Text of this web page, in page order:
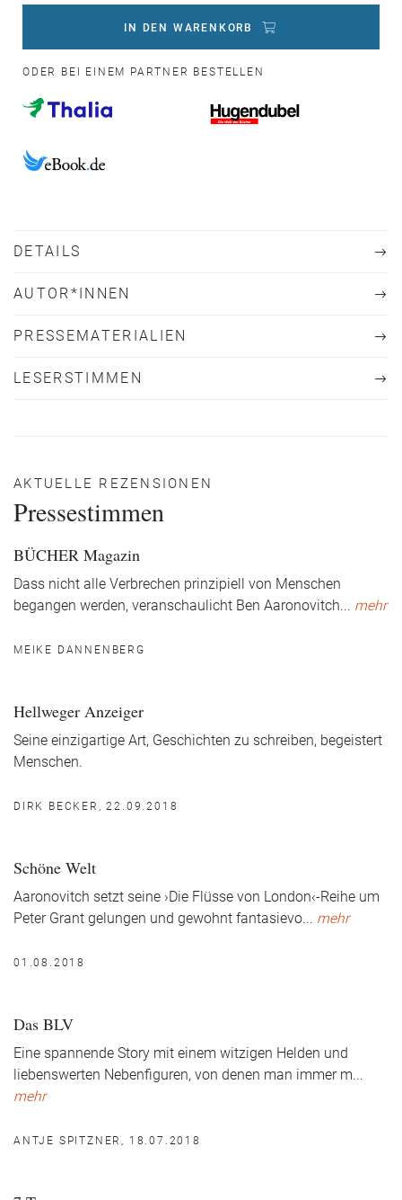
IN DEN WARENKORB
ODER BEI EINEM PARTNER BESTELLEN
DETAILS
AUTOR*INNEN
PRESSEMATERIALIEN
LESERSTIMMEN
AKTUELLE REZENSIONEN
Pressestimmen
BÜCHER Magazin
Dass nicht alle Verbrechen prinzipiell von Menschen
begangen werden, veranschaulicht Ben Aaronovitch... mehr
MEIKE DANNENBERG
Hellweger Anzeiger
Seine einzigartige Art, Geschichten zu schreiben, begeistert
Menschen.
DIRK BECKER, 22.09.2018
Schöne Welt
Aaronovitch setzt seine ›Die Flüsse von London‹-Reihe um
Peter Grant gelungen und gewohnt fantasievo... mehr
01.08.2018
Das BLV
Eine spannende Story mit einem witzigen Helden und
liebenswerten Nebenfiguren, von denen man immer m...
mehr
ANTJE SPITZNER, 18.07.2018